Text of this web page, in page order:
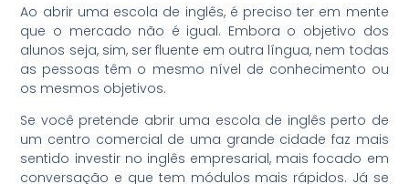
Ao abrir uma escola de inglês, é preciso ter em mente
que o mercado não é igual. Embora o objetivo dos
alunos seja, sim, ser fluente em outra língua, nem todas
as pessoas têm o mesmo nível de conhecimento ou
os mesmos objetivos.
Se você pretende abrir uma escola de inglês perto de
um centro comercial de uma grande cidade faz mais
sentido investir no inglês empresarial, mais focado em
conversação e que tem módulos mais rápidos. Já se